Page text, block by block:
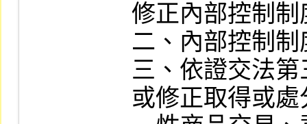
修正內部控制制
二、內部控制
三、依證交法
或修正取得或